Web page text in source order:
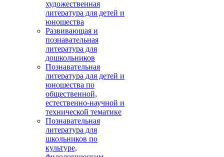
художественная
литература для детей и
юношества
Развивающая и
познавательная
литература для
дошкольников
Познавательная
литература для детей и
юношества по
общественной,
естественно-научной и
технической тематике
Познавательная
литература для
школьников по
культуре,